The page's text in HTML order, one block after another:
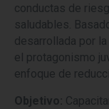
conductas de
saludables.
desarrollada por
el protagonismo
enfoque de
Objetivo: